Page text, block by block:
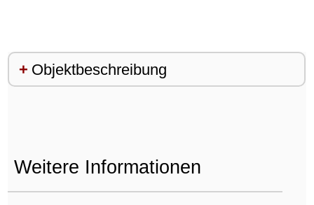
Objektbeschreibung
Weitere Informationen